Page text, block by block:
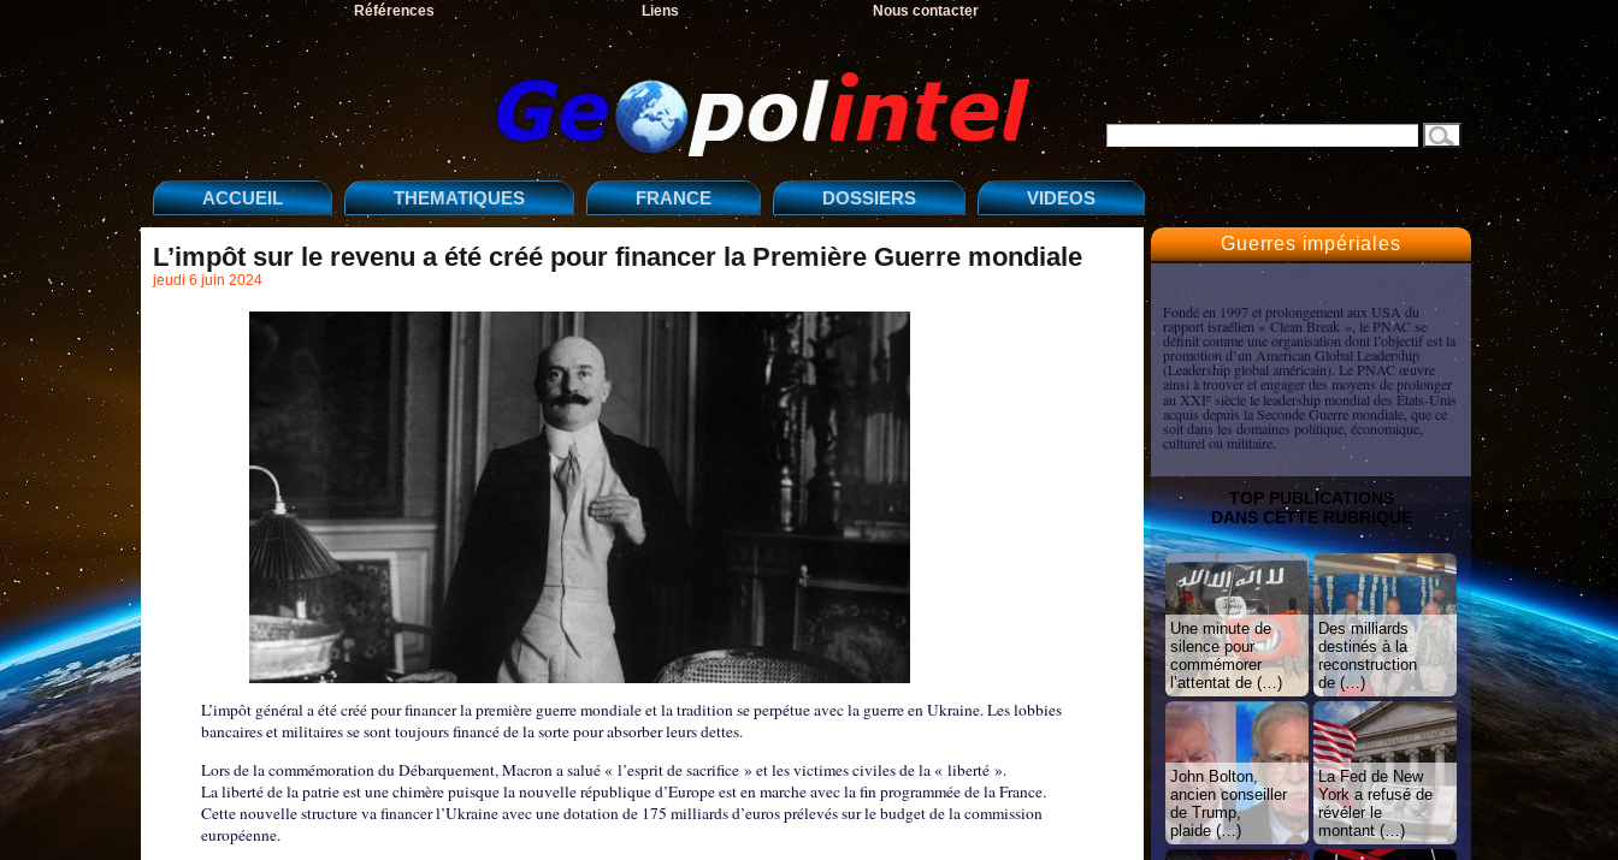
Références Liens Nous contacter
ACCUEIL THEMATIQUES FRANCE DOSSIERS VIDEOS
L’impôt sur le revenu a été créé pour financer la Première Guerre mondiale
jeudi 6 juin 2024
L’impôt général a été créé pour financer la première guerre mondiale et la tradition se perpétue avec la guerre en Ukraine. Les lobbies
bancaires et militaires se sont toujours financé de la sorte pour absorber leurs dettes.
Lors de la commémoration du Débarquement, Macron a salué « l’esprit de sacrifice » et les victimes civiles de la « liberté ».
La liberté de la patrie est une chimère puisque la nouvelle république d’Europe est en marche avec la fin programmée de la France.
Cette nouvelle structure va financer l’Ukraine avec une dotation de 175 milliards d’euros prélevés sur le budget de la commission
européenne.
Guerres impériales
Fondé en 1997 et prolongement aux USA du
rapport israélien « Clean Break », le PNAC se
définit comme une organisation dont l’objectif est la
promotion d’un American Global Leadership
(Leadership global américain). Le PNAC œuvre
ainsi à trouver et engager des moyens de prolonger
au XXIe siècle le leadership mondial des États-Unis
acquis depuis la Seconde Guerre mondiale, que ce
soit dans les domaines politique, économique,
culturel ou militaire.
TOP PUBLICATIONS
DANS CETTE RUBRIQUE
Une minute de
silence pour
commémorer
l’attentat de (…)
Des milliards
destinés à la
reconstruction
de (…)
John Bolton,
ancien conseiller
de Trump,
plaide (…)
La Fed de New
York a refusé de
révéler le
montant (…)